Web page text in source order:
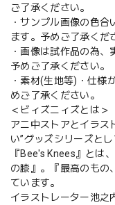
ご了承ください。
・サンプル画像の色
ます。予めご了承くだ
・画像は試作品の為、
予めご了承ください。
・素材(生地等)・仕様
めご了承ください。
＜ビィズニィズとは＞
アニ中ストアとイラス
い”グッズシリーズとし
『Bee's Knees』とは
の膝』。『最高のもの
ています。
イラストレーター池之